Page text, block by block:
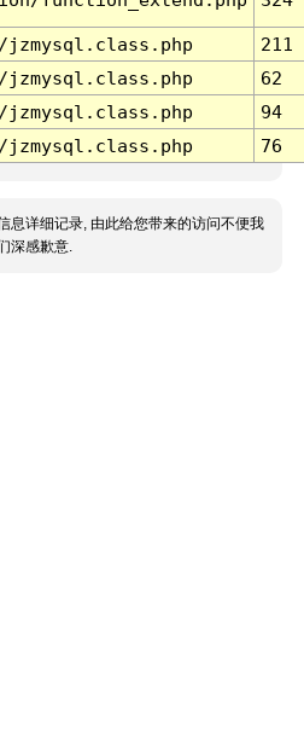
211
62
94
76
息详细记录, 由此给您带来的访问不便我
深感歉意.